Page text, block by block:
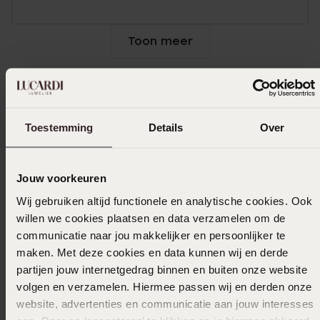
Toestemming Details Over
Jouw voorkeuren
Wij gebruiken altijd functionele en analytische cookies. Ook
willen we cookies plaatsen en data verzamelen om de
communicatie naar jou makkelijker en persoonlijker te
maken. Met deze cookies en data kunnen wij en derde
partijen jouw internetgedrag binnen en buiten onze website
volgen en verzamelen. Hiermee passen wij en derden onze
website, advertenties en communicatie aan jouw interesses
Toon meer
Ook leuk voor jou